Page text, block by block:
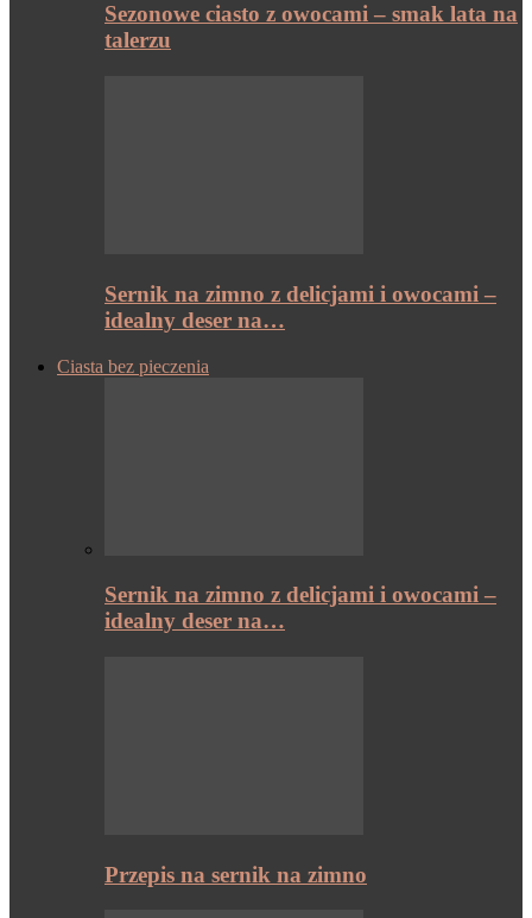
Sezonowe ciasto z owocami – smak lata na
talerzu
Sernik na zimno z delicjami i owocami –
idealny deser na…
Ciasta bez pieczenia
Sernik na zimno z delicjami i owocami –
idealny deser na…
Przepis na sernik na zimno